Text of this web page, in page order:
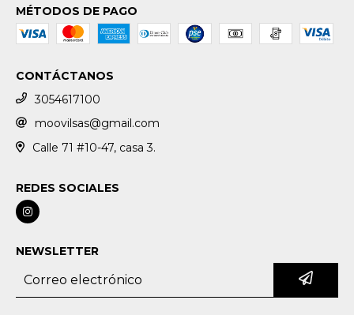
MÉTODOS DE PAGO
CONTÁCTANOS
3054617100
moovilsas@gmail.com
Calle 71 #10-47, casa 3.
REDES SOCIALES
NEWSLETTER